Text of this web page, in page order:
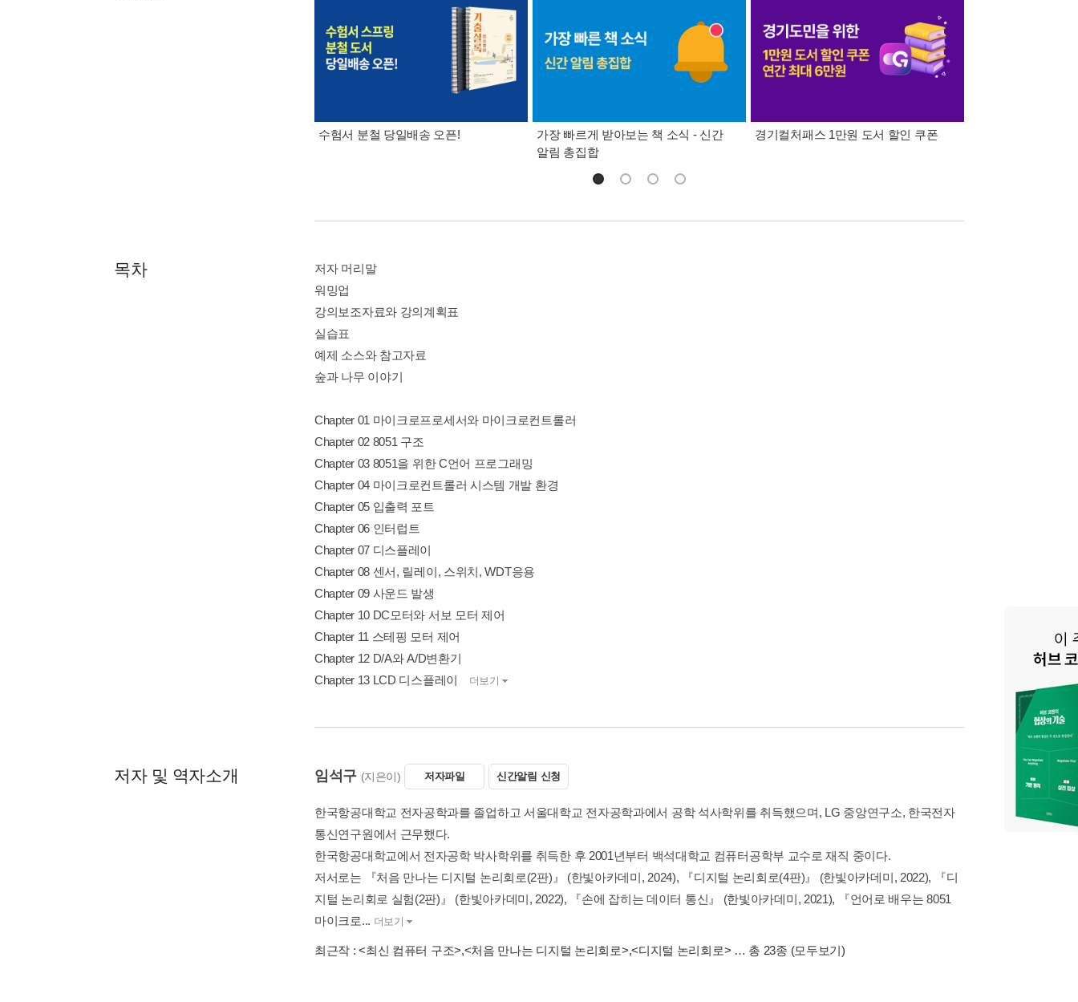
수험서 분철 당일배송 오픈!
가장 빠르게 받아보는 책 소식 - 신간
알림 총집합
경기컬처패스 1만원 도서 할인 쿠폰
목차
저자 머리말
워밍업
강의보조자료와 강의계획표
실습표
예제 소스와 참고자료
숲과 나무 이야기
Chapter 01 마이크로프로세서와 마이크로컨트롤러
Chapter 02 8051 구조
Chapter 03 8051을 위한 C언어 프로그래밍
Chapter 04 마이크로컨트롤러 시스템 개발 환경
Chapter 05 입출력 포트
Chapter 06 인터럽트
Chapter 07 디스플레이
Chapter 08 센서, 릴레이, 스위치, WDT응용
Chapter 09 사운드 발생
Chapter 10 DC모터와 서보 모터 제어
Chapter 11 스테핑 모터 제어
Chapter 12 D/A와 A/D변환기
Chapter 13 LCD 디스플레이
더보기
저자 및 역자소개 임석구 (지은이) 저자파일 신간알림 신청
한국항공대학교 전자공학과를 졸업하고 서울대학교 전자공학과에서 공학 석사학위를 취득했으며, LG 중앙연구소, 한국전자
통신연구원에서 근무했다.
한국항공대학교에서 전자공학 박사학위를 취득한 후 2001년부터 백석대학교 컴퓨터공학부 교수로 재직 중이다.
저서로는 『처음 만나는 디지털 논리회로(2판)』 (한빛아카데미, 2024), 『디지털 논리회로(4판)』 (한빛아카데미, 2022), 『디
지털 논리회로 실험(2판)』 (한빛아카데미, 2022), 『손에 잡히는 데이터 통신』 (한빛아카데미, 2021), 『언어로 배우는 8051
마이크로... 더보기
최근작 :<최신 컴퓨터 구조>,<처음 만나는 디지털 논리회로>,<디지털 논리회로> … 총 23종 (모두보기)